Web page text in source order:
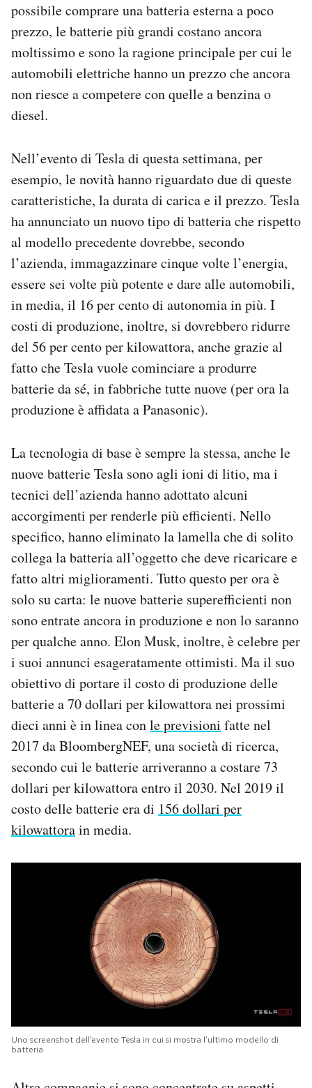
possibile comprare una batteria esterna a poco
prezzo, le batterie più grandi costano ancora
moltissimo e sono la ragione principale per cui le
automobili elettriche hanno un prezzo che ancora
non riesce a competere con quelle a benzina o
diesel.
Nell’evento di Tesla di questa settimana, per
esempio, le novità hanno riguardato due di queste
caratteristiche, la durata di carica e il prezzo. Tesla
ha annunciato un nuovo tipo di batteria che rispetto
al modello precedente dovrebbe, secondo
l’azienda, immagazzinare cinque volte l’energia,
essere sei volte più potente e dare alle automobili,
in media, il 16 per cento di autonomia in più. I
costi di produzione, inoltre, si dovrebbero ridurre
del 56 per cento per kilowattora, anche grazie al
fatto che Tesla vuole cominciare a produrre
batterie da sé, in fabbriche tutte nuove (per ora la
produzione è affidata a Panasonic).
La tecnologia di base è sempre la stessa, anche le
nuove batterie Tesla sono agli ioni di litio, ma i
tecnici dell’azienda hanno adottato alcuni
accorgimenti per renderle più efficienti. Nello
specifico, hanno eliminato la lamella che di solito
collega la batteria all’oggetto che deve ricaricare e
fatto altri miglioramenti. Tutto questo per ora è
solo su carta: le nuove batterie superefficienti non
sono entrate ancora in produzione e non lo saranno
per qualche anno. Elon Musk, inoltre, è celebre per
i suoi annunci esageratamente ottimisti. Ma il suo
obiettivo di portare il costo di produzione delle
batterie a 70 dollari per kilowattora nei prossimi
dieci anni è in linea conle previsioni fatte nel
2017 da BloombergNEF, una società di ricerca,
secondo cui le batterie arriveranno a costare 73
dollari per kilowattora entro il 2030. Nel 2019 il
costo delle batterie era di 156 dollari per
kilowattorain media.
Uno screenshot dell’evento Tesla in cui si mostra l’ultimo modello di
batteria